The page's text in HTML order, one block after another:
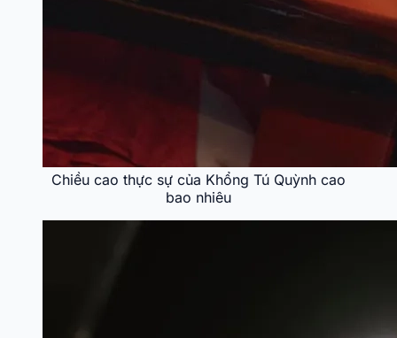
Chiều cao thực sự của Khổng Tú Quỳnh cao
bao nhiêu